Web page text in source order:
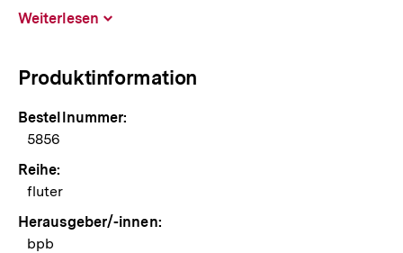
Weiterlesen
Produktinformation
Bestellnummer:
5856
Reihe:
fluter
Herausgeber/-innen:
bpb